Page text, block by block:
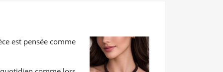
est pensée comme